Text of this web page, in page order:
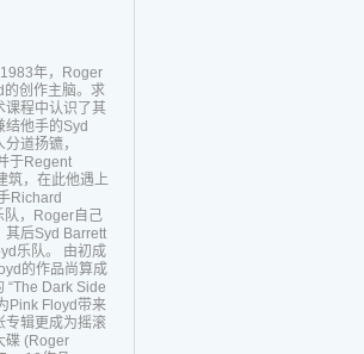
年，Roger
创作主脑。求
课程中认识了其
结他手的Syd
道扬镳，
于Regent
筑，在此他遇上
Richard
队，Roger自己
其后Syd Barrett
乐队。 由初成
的作品尚算成
“The Dark Side
Pink Floyd带来
专辑更成为摇滚
碟 (Roger